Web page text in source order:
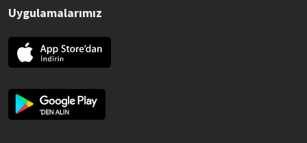
Uygulamalarımız